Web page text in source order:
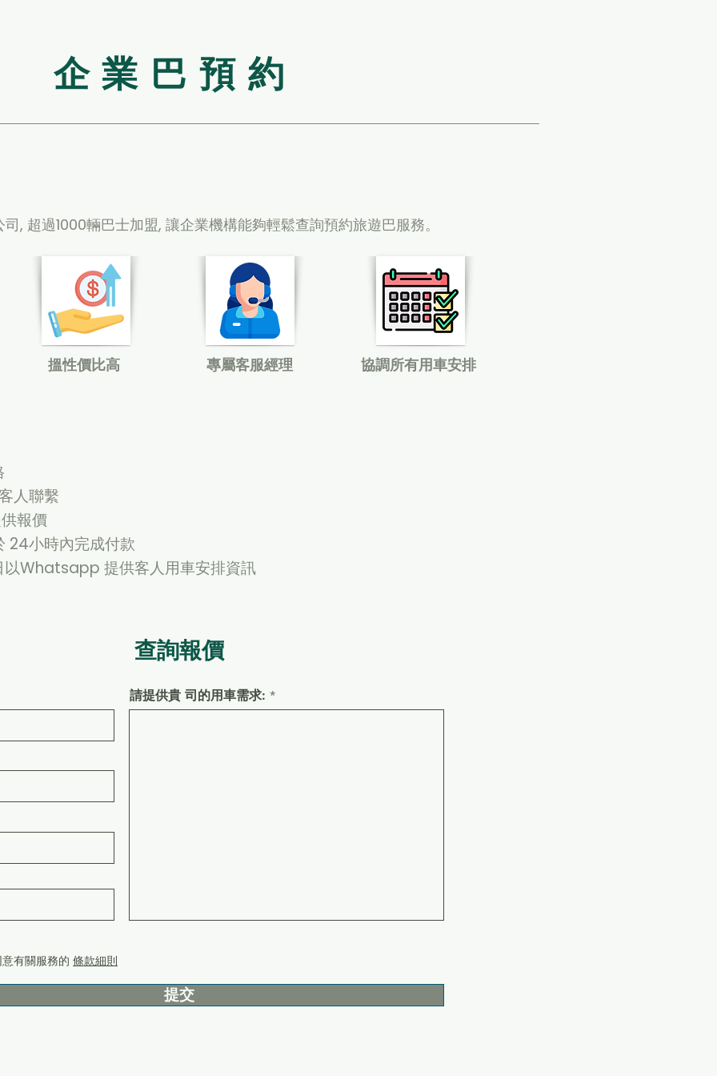
​企業巴預約
, 超過1000輛巴士加盟, 讓企業機構能夠輕鬆查詢預約旅遊巴服務。
搵性價比高 專屬客服經理 協調所有用車安排
人聯繫
報價
24小時內完成付款
以Whatsapp 提供客人用車安排資訊
查詢報價
請提供貴 司的用車需求:
有關服務的 條款細則
提交